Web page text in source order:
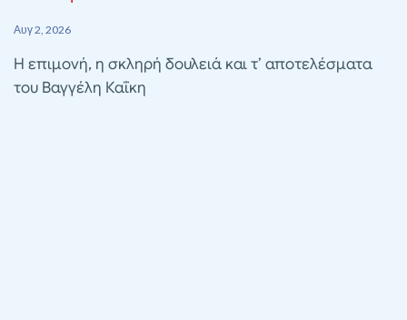
Αυγ 2, 2026
Η επιμονή, η σκληρή δουλειά και τ’ αποτελέσματα
του Βαγγέλη Καΐκη